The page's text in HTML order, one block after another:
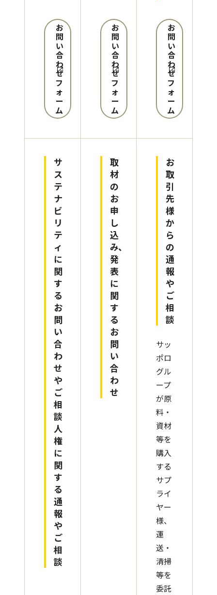
お
問
い
合
わ
せ
フ
ォ
ー
ム
お
問
い
合
わ
せ
フ
ォ
ー
ム
お
問
い
合
わ
せ
フ
ォ
ー
ム
サ
ス
テ
ナ
ビ
リ
テ
ィ
に
関
す
る
お
問
い
合
わ
せ
や
ご
相
談
人
権
に
関
す
る
通
報
や
ご
相
談
取
材
の
お
申
し
込
み、
発
表
に
関
す
る
お
問
い
合
わ
せ
お
取
引
先
様
か
ら
の
通
報
や
ご
相
談
サッ
ポロ
グル
ープ
が原
料・
資材
等を
購入
する
サプ
ライ
ヤー
様、
運
送・
清掃
等を
委託